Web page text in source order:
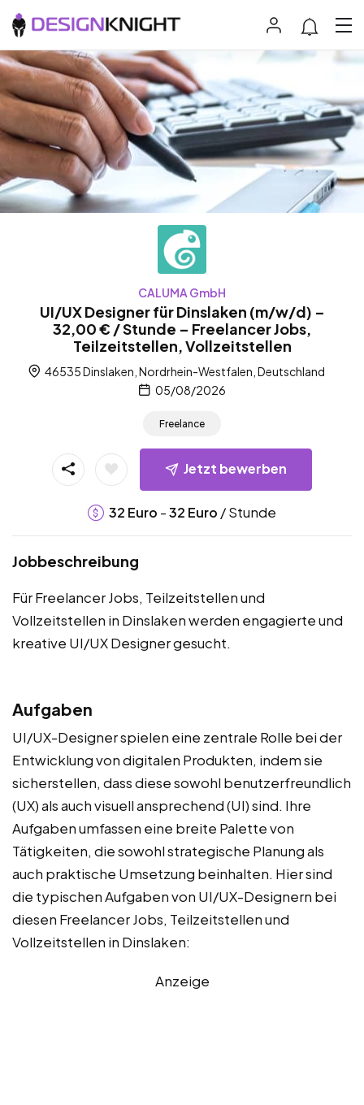
CALUMA GmbH
UI/UX Designer für Dinslaken (m/w/d) –
32,00 € / Stunde – Freelancer Jobs,
Teilzeitstellen, Vollzeitstellen
46535 Dinslaken, Nordrhein-Westfalen, Deutschland
05/08/2026
Freelance
Jetzt bewerben
32 Euro -32 Euro / Stunde
Jobbeschreibung
Für Freelancer Jobs, Teilzeitstellen und
Vollzeitstellen in Dinslaken werden engagierte und
kreative UI/UX Designer gesucht.
Aufgaben
UI/UX-Designer spielen eine zentrale Rolle bei der
Entwicklung von digitalen Produkten, indem sie
sicherstellen, dass diese sowohl benutzerfreundlich
(UX) als auch visuell ansprechend (UI) sind. Ihre
Aufgaben umfassen eine breite Palette von
Tätigkeiten, die sowohl strategische Planung als
auch praktische Umsetzung beinhalten. Hier sind
die typischen Aufgaben von UI/UX-Designern bei
diesen Freelancer Jobs, Teilzeitstellen und
Vollzeitstellen in Dinslaken:
Anzeige